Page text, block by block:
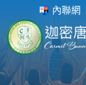
內聯網